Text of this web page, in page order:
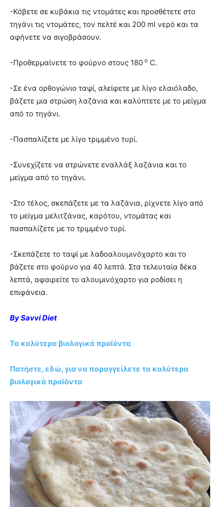
-Κόβετε σε κυβάκια τις ντομάτες και προσθέτετε στο
τηγάνι τις ντομάτες, τον πελτέ και 200 ml νερό και τα
αφήνετε να σιγοβράσουν.
-Προθερμαίνετε το φούρνο στους 180 o C.
-Σε ένα ορθογώνιο ταψί, αλείφετε με λίγο ελαιόλαδο,
βάζετε μια στρώση λαζάνια και καλύπτετε με το μείγμα
από το τηγάνι.
-Πασπαλίζετε με λίγο τριμμένο τυρί.
-Συνεχίζετε να στρώνετε εναλλάξ λαζάνια και το
μείγμα από το τηγάνι.
-Στο τέλος, σκεπάζετε με τα λαζάνια, ρίχνετε λίγο από
το μείγμα μελιτζάνας, καρότου, ντομάτας και
πασπαλίζετε με το τριμμένο τυρί.
-Σκεπάζετε το ταψί με λαδοαλουμινόχαρτο και το
βάζετε στο φούρνο για 40 λεπτά. Στα τελευταία δέκα
λεπτά, αφαιρείτε το αλουμινόχαρτο για ροδίσει η
επιφάνεια.
By Savvi Diet
Τα καλύτερα βιολογικά προϊόντα
Πατήστε, εδώ, για να παραγγείλετε τα καλύτερα
βιολογικά προϊόντα